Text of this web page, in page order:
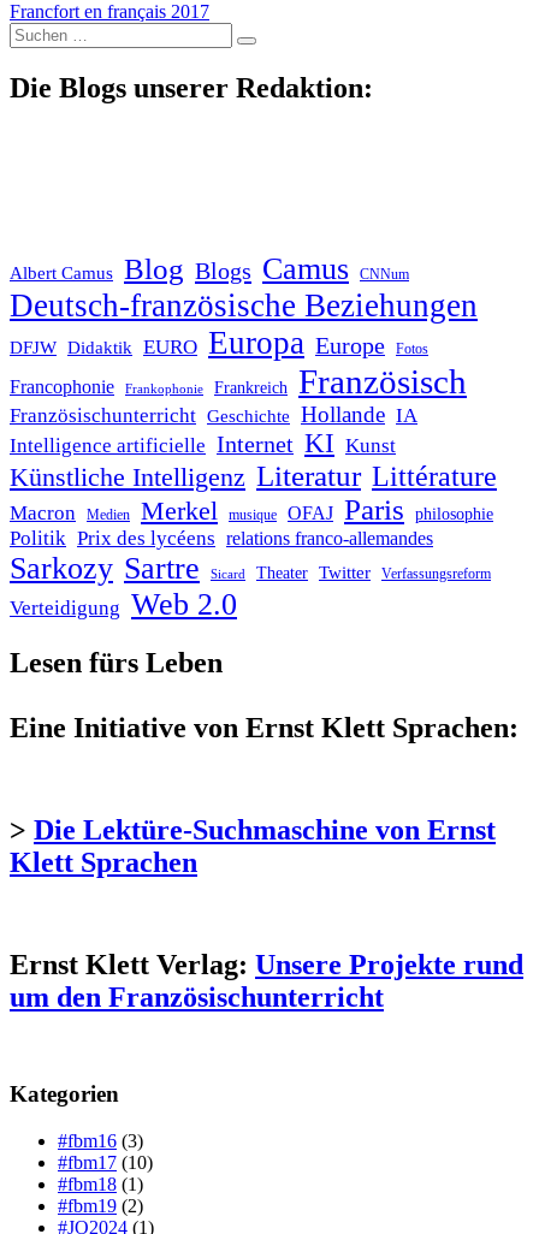
Francfort en français 2017
Suche
nach:
Die Blogs unserer Redaktion:
Albert Camus Blog Blogs Camus CNNum
Deutsch-französische Beziehungen
DFJW Didaktik EURO Europa Europe Fotos
Francophonie Frankophonie Frankreich Französisch
Französischunterricht Geschichte Hollande IA
Intelligence artificielle Internet KI Kunst
Künstliche Intelligenz Literatur Littérature
Macron Medien Merkel musique OFAJ Paris philosophie
Politik Prix des lycéens relations franco-allemandes
Sarkozy Sartre Sicard Theater Twitter Verfassungsreform
Verteidigung Web 2.0
Lesen fürs Leben
Eine Initiative von Ernst Klett Sprachen:
> Die Lektüre-Suchmaschine von Ernst
Klett Sprachen
Ernst Klett Verlag: Unsere Projekte rund
um den Französischunterricht
Kategorien
#fbm16 (3)
#fbm17 (10)
#fbm18 (1)
#fbm19 (2)
#JO2024 (1)